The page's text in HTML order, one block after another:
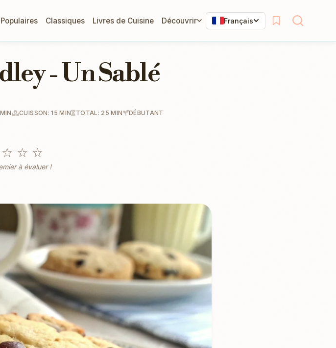
Populaires Classiques Livres de Cuisine Découvrir Français
- Un Sablé
CUISSON: 15 MIN TOTAL: 25 MIN DÉBUTANT
☆ ☆ ☆
à évaluer !